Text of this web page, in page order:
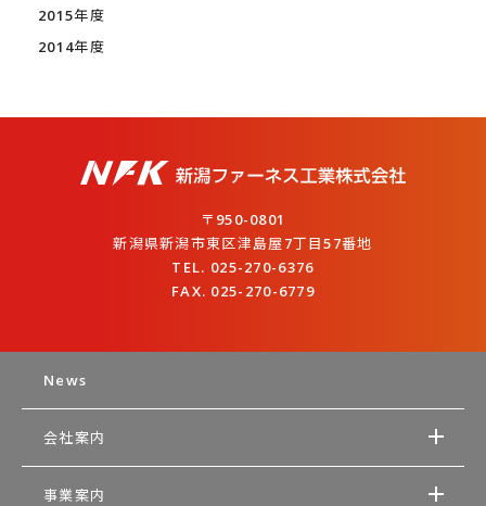
2015年度
2014年度
〒950-0801
新潟県新潟市東区津島屋7丁目57番地
TEL. 025-270-6376
FAX. 025-270-6779
News
会社案内
事業案内